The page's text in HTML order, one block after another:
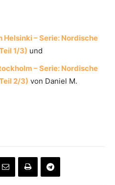
– Serie: Nordische
1/3) und
– Serie: Nordische
2/3) von Daniel M.